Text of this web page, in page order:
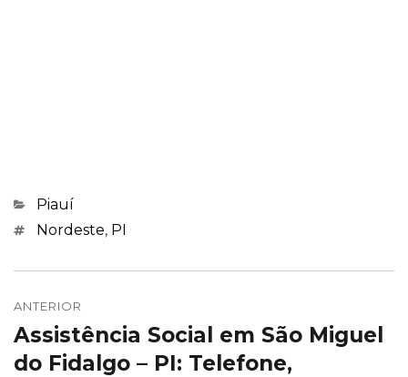
Categorias
Piauí
Marcações
Nordeste, PI
de
Post
ANTERIOR
Post
anterior:
Assistência Social em São Miguel
do Fidalgo – PI: Telefone,